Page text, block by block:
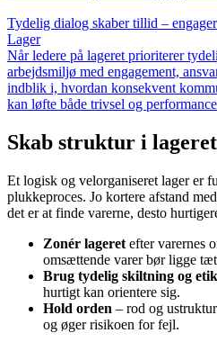
Tydelig dialog skaber tillid –
Lager
Når ledere på lageret prioriterer
arbejdsmiljø med engagement,
indblik i, hvordan konsekvent
kan løfte både trivsel og
Skab struktur i lageret
Et logisk og velorganiseret lager er
plukkeproces. Jo kortere afstand
det er at finde varerne, desto
Zonér lageret efter varernes
omsættende varer bør ligge
Brug tydelig skiltning og
hurtigt kan orientere sig.
Hold orden – rod og
og øger risikoen for fejl.